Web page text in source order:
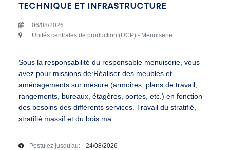
technique et infrastructure
06/08/2026
Unités centrales de production (UCP) - Menuiserie
Sous la responsabilité du responsable menuiserie, vous
avez pour missions de:Réaliser des meubles et
aménagements sur mesure (armoires, plans de travail,
rangements, bureaux, étagères, portes, etc.) en fonction
des besoins des différents services. Travail du stratifié,
stratifié massif et du bois ma
Postulez jusqu'au: 24/08/2026